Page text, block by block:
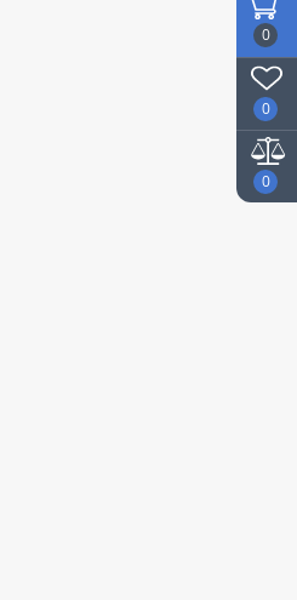
0
0
0